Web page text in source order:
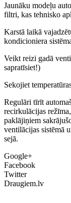
Jaunāku modeļu
filtri, kas tehnisko
Karstā laikā
kondicioniera
Veikt reizi gadā
sapratīsiet!)
Sekojiet
Regulāri tīrīt
recirkulācijas
paklājiņiem
ventilācijas sistēmā
sejā.
Google+
Facebook
Twitter
Draugiem.lv